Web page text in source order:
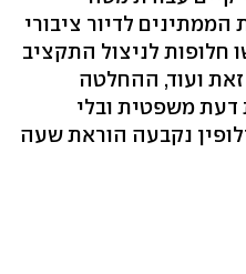
לדיור ציבורי
חלופות לניצול התקציב
זאת ועוד, ההחלטה
דעת משפטית ובלי
נקבעה הוראת שעה